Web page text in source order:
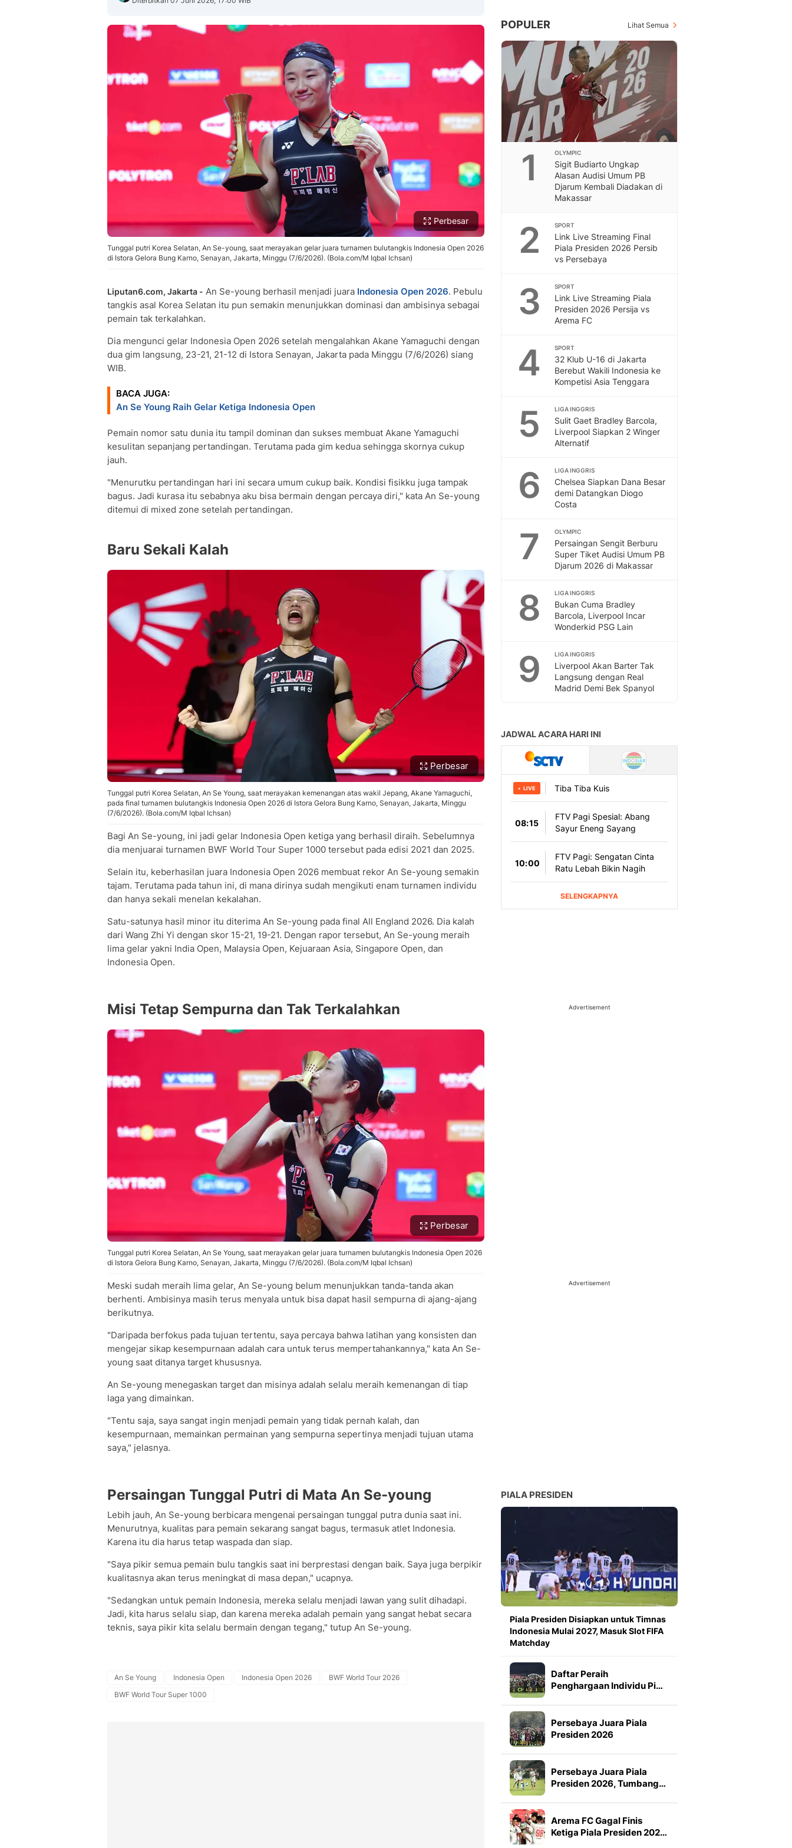
Perbesar
Tunggal putri Korea Selatan, An Se-young, saat merayakan gelar juara turnamen bulutangkis Indonesia Open 2026
di Istora Gelora Bung Karno, Senayan, Jakarta, Minggu (7/6/2026). (Bola.com/M Iqbal Ichsan)
Liputan6.com, Jakarta - An Se-young berhasil menjadi juara Indonesia Open 2026. Pebulu
tangkis asal Korea Selatan itu pun semakin menunjukkan dominasi dan ambisinya sebagai
pemain tak terkalahkan.
Dia mengunci gelar Indonesia Open 2026 setelah mengalahkan Akane Yamaguchi dengan
dua gim langsung, 23-21, 21-12 di Istora Senayan, Jakarta pada Minggu (7/6/2026) siang
WIB.
BACA JUGA:
An Se Young Raih Gelar Ketiga Indonesia Open
Pemain nomor satu dunia itu tampil dominan dan sukses membuat Akane Yamaguchi
kesulitan sepanjang pertandingan. Terutama pada gim kedua sehingga skornya cukup
jauh.
"Menurutku pertandingan hari ini secara umum cukup baik. Kondisi fisikku juga tampak
bagus. Jadi kurasa itu sebabnya aku bisa bermain dengan percaya diri," kata An Se-young
ditemui di mixed zone setelah pertandingan.
Baru Sekali Kalah
Perbesar
Tunggal putri Korea Selatan, An Se Young, saat merayakan kemenangan atas wakil Jepang, Akane Yamaguchi,
pada final turnamen bulutangkis Indonesia Open 2026 di Istora Gelora Bung Karno, Senayan, Jakarta, Minggu
(7/6/2026). (Bola.com/M Iqbal Ichsan)
Bagi An Se-young, ini jadi gelar Indonesia Open ketiga yang berhasil diraih. Sebelumnya
dia menjuarai turnamen BWF World Tour Super 1000 tersebut pada edisi 2021 dan 2025.
Selain itu, keberhasilan juara Indonesia Open 2026 membuat rekor An Se-young semakin
tajam. Terutama pada tahun ini, di mana dirinya sudah mengikuti enam turnamen individu
dan hanya sekali menelan kekalahan.
Satu-satunya hasil minor itu diterima An Se-young pada final All England 2026. Dia kalah
dari Wang Zhi Yi dengan skor 15-21, 19-21. Dengan rapor tersebut, An Se-young meraih
lima gelar yakni India Open, Malaysia Open, Kejuaraan Asia, Singapore Open, dan
Indonesia Open.
Misi Tetap Sempurna dan Tak Terkalahkan
Perbesar
Tunggal putri Korea Selatan, An Se Young, saat merayakan gelar juara turnamen bulutangkis Indonesia Open 2026
di Istora Gelora Bung Karno, Senayan, Jakarta, Minggu (7/6/2026). (Bola.com/M Iqbal Ichsan)
Meski sudah meraih lima gelar, An Se-young belum menunjukkan tanda-tanda akan
berhenti. Ambisinya masih terus menyala untuk bisa dapat hasil sempurna di ajang-ajang
berikutnya.
"Daripada berfokus pada tujuan tertentu, saya percaya bahwa latihan yang konsisten dan
mengejar sikap kesempurnaan adalah cara untuk terus mempertahankannya," kata An Se-
young saat ditanya target khususnya.
An Se-young menegaskan target dan misinya adalah selalu meraih kemenangan di tiap
laga yang dimainkan.
"Tentu saja, saya sangat ingin menjadi pemain yang tidak pernah kalah, dan
kesempurnaan, memainkan permainan yang sempurna sepertinya menjadi tujuan utama
saya," jelasnya.
Persaingan Tunggal Putri di Mata An Se-young
Lebih jauh, An Se-young berbicara mengenai persaingan tunggal putra dunia saat ini.
Menurutnya, kualitas para pemain sekarang sangat bagus, termasuk atlet Indonesia.
Karena itu dia harus tetap waspada dan siap.
"Saya pikir semua pemain bulu tangkis saat ini berprestasi dengan baik. Saya juga berpikir
kualitasnya akan terus meningkat di masa depan," ucapnya.
"Sedangkan untuk pemain Indonesia, mereka selalu menjadi lawan yang sulit dihadapi.
Jadi, kita harus selalu siap, dan karena mereka adalah pemain yang sangat hebat secara
teknis, saya pikir kita selalu bermain dengan tegang," tutup An Se-young.
An Se Young Indonesia Open Indonesia Open 2026
BWF World Tour 2026
BWF World Tour Super 1000
POPULER Lihat Semua
1 OLYMPIC
Sigit Budiarto Ungkap
Alasan Audisi Umum PB
Djarum Kembali Diadakan di
Makassar
2 SPORT
Link Live Streaming Final
Piala Presiden 2026 Persib
vs Persebaya
3 SPORT
Link Live Streaming Piala
Presiden 2026 Persija vs
Arema FC
4 SPORT
32 Klub U-16 di Jakarta
Berebut Wakili Indonesia ke
Kompetisi Asia Tenggara
5 LIGA INGGRIS
Sulit Gaet Bradley Barcola,
Liverpool Siapkan 2 Winger
Alternatif
6 LIGA INGGRIS
Chelsea Siapkan Dana Besar
demi Datangkan Diogo
Costa
7 OLYMPIC
Persaingan Sengit Berburu
Super Tiket Audisi Umum PB
Djarum 2026 di Makassar
8 LIGA INGGRIS
Bukan Cuma Bradley
Barcola, Liverpool Incar
Wonderkid PSG Lain
9 LIGA INGGRIS
Liverpool Akan Barter Tak
Langsung dengan Real
Madrid Demi Bek Spanyol
Advertisement
Advertisement
PIALA PRESIDEN
Piala Presiden Disiapkan untuk Timnas
Indonesia Mulai 2027, Masuk Slot FIFA
Matchday
Daftar Peraih
Penghargaan Individu Pi…
Persebaya Juara Piala
Presiden 2026
Persebaya Juara Piala
Presiden 2026, Tumbang…
Arema FC Gagal Finis
Ketiga Piala Presiden 202…